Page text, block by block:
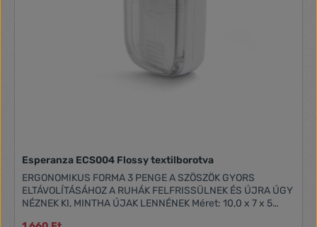
Esperanza ECS004 Flossy textilborotva
ERGONOMIKUS FORMA 3 PENGE A SZÖSZÖK GYORS
ELTÁVOLÍTÁSÁHOZ A RUHÁK FELFRISSÜLNEK ÉS ÚJRA ÚGY
NÉZNEK KI, MINTHA ÚJAK LENNÉNEK Méret: 10,0 x 7 x 5